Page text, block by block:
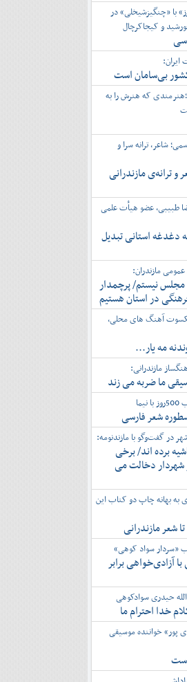
با «چنگیزشیخلی» در
و کیجاکرچال
بی‌سامان است
که هنرش را به
شاعر، ترانه سرا و
ترانه‌ی مازندرانی
طبیبی، عضو هیأت علمی
دغدغه استانی تبدیل
مازندران:
مجلس نیستم/ پرچمدار
در استان هستیم
آهنگ های محلی،
مه یار...
مازندرانی:
ما ضربه می زند
شعر فارسی
در گفت‌و‌گو با مازندنومه:
برده اند/ برخی
شهردار دخالت می
به بهانه چاپ دو کتاب این
شعر مازندرانی
«سردار سواد کوهی»
آزادی‌خواهی برابر
حیدری سوادکوهی
خدا احترام ما
پور» خواننده موسیقی